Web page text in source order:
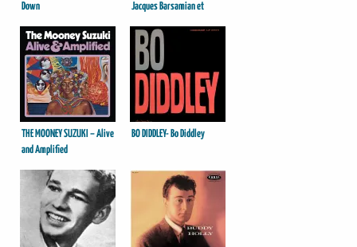
Down
Jacques Barsamian et
THE MOONEY SUZUKI – Alive
and Amplified
BO DIDDLEY- Bo Diddley